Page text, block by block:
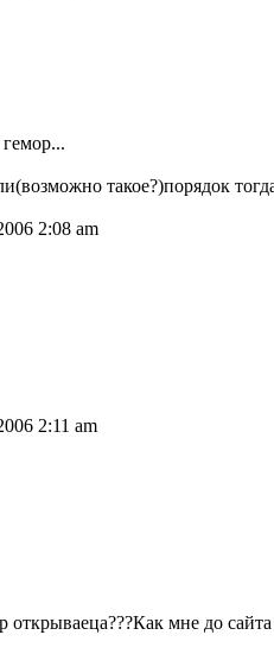
такое?)порядок
2:08 am
2:11 am
мне до сайта